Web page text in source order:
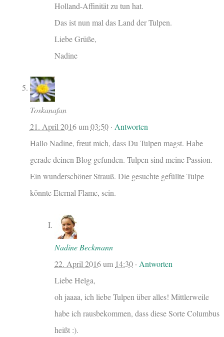
Holland-Affinität zu tun hat.
Das ist nun mal das Land der Tulpen.
Liebe Grüße,
Nadine
Toskanafan
21. April 2016um03:50· Antworten
Hallo Nadine, freut mich, dass Du Tulpen magst. Habe
gerade deinen Blog gefunden. Tulpen sind meine Passion.
Ein wunderschöner Strauß. Die gesuchte gefüllte Tulpe
könnte Eternal Flame, sein.
Nadine Beckmann
22. April 2016um 14:30 · Antworten
Liebe Helga,
oh jaaaa, ich liebe Tulpen über alles! Mittlerweile
habe ich rausbekommen, dass diese Sorte Columbus
heißt :).